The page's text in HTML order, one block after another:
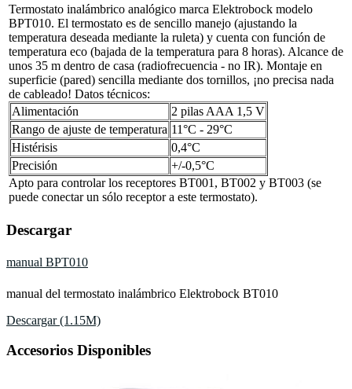
Termostato inalámbrico analógico marca Elektrobock modelo
BPT010. El termostato es de sencillo manejo (ajustando la
temperatura deseada mediante la ruleta) y cuenta con función de
temperatura eco (bajada de la temperatura para 8 horas). Alcance de
unos 35 m dentro de casa (radiofrecuencia - no IR). Montaje en
superficie (pared) sencilla mediante dos tornillos, ¡no precisa nada
de cableado! Datos técnicos:
Alimentación
2 pilas AAA 1,5 V
Rango de ajuste de temperatura 11°C - 29°C
Histérisis
0,4°C
Precisión
+/-0,5°C
Apto para controlar los receptores BT001, BT002 y BT003 (se
puede conectar un sólo receptor a este termostato).
Descargar
manual BPT010
manual del termostato inalámbrico Elektrobock BT010
Descargar (1.15M)
Accesorios Disponibles